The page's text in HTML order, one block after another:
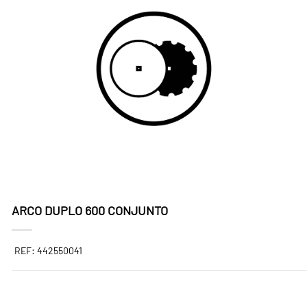
ARCO DUPLO 600 CONJUNTO
REF: 442550041